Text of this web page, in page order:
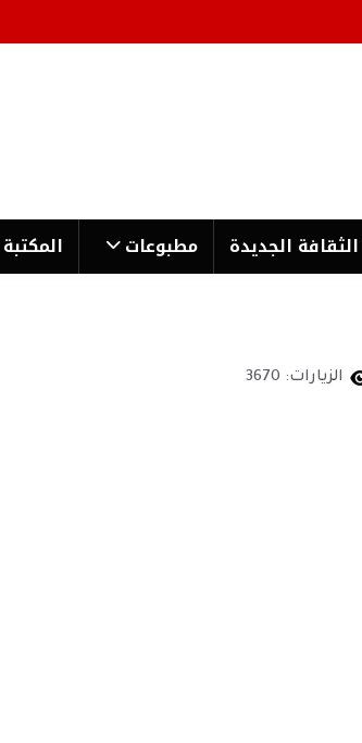
الثقافة الجدیدة مطبوعات المكتبة
الزيارات: 3670